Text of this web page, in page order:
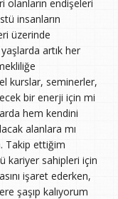
olanların endişeleri
insanların
üzerinde
artık her
kurslar, seminerler,
bir enerji için mi
hem kendini
alanlara mı
Takip ettiğim
kariyer sahipleri için
işaret ederken,
şaşıp kalıyorum